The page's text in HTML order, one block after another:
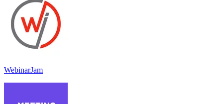
WebinarJam